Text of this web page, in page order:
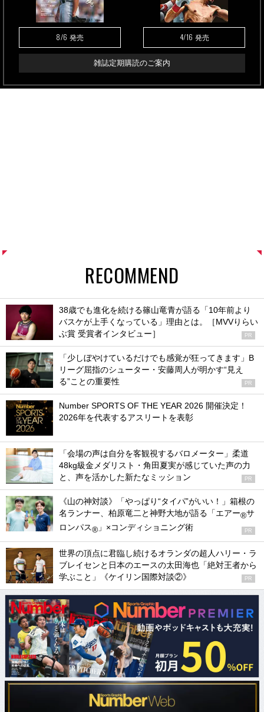
8/6 発売 4/16 発売
雑誌定期購読のご案内
RECOMMEND
38歳でも進化を続ける篠山竜青が語る「10年前より
バスケが上手くなっている」理由とは。［MVVりらい
ぶ賞 受賞者インタビュー］
PR
「少しぼやけているだけでも感覚が狂ってきます」B
リーグ屈指のシューター・安藤周人が明かす“見え
る”ことの重要性
PR
Number SPORTS OF THE YEAR 2026 開催決定！
2026年を代表するアスリートを表彰
「会場の声は自分を客観視するバロメーター」柔道
48kg級金メダリスト・角田夏実が感じていた声の力
と、声を活かした新たなミッション
PR
《山の神対談》「やっぱり“タイパ”がいい！」箱根の
名ランナー、柏原竜二と神野大地が語る「エアー®サ
ロンパス® 」×コンディショニング術 PR
世界の頂点に君臨し続けるオランダの超人ハリー・ラ
ブレイセンと日本のエースの太田海也「絶対王者から
学ぶこと」《ケイリン国際対談②》
PR